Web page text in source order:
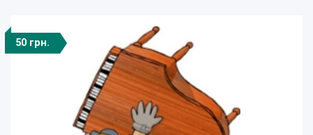
50 грн.